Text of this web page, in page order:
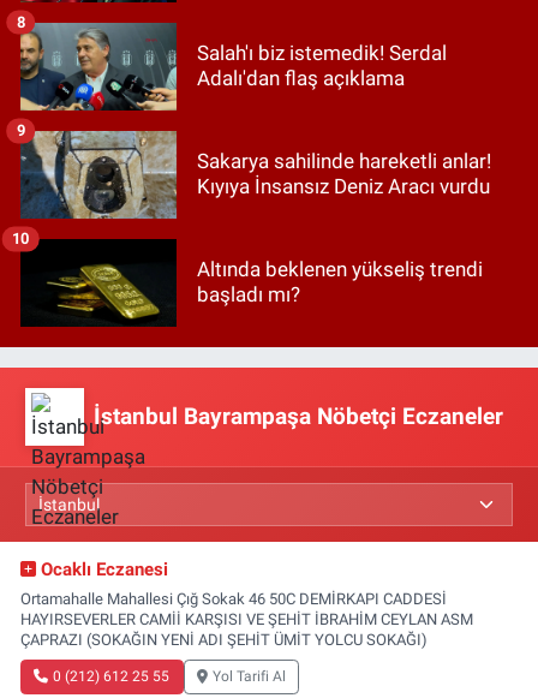
Salah'ı biz istemedik! Serdal
Adalı'dan flaş açıklama
8
Sakarya sahilinde hareketli anlar!
Kıyıya İnsansız Deniz Aracı vurdu
9
Altında beklenen yükseliş trendi
başladı mı?
10
İstanbul Bayrampaşa Nöbetçi Eczaneler
Ocaklı Eczanesi
Ortamahalle Mahallesi Çığ Sokak 46 50C DEMİRKAPI CADDESİ
HAYIRSEVERLER CAMİİ KARŞISI VE ŞEHİT İBRAHİM CEYLAN ASM
ÇAPRAZI (SOKAĞIN YENİ ADI ŞEHİT ÜMİT YOLCU SOKAĞI)
0 (212) 612 25 55 Yol Tarifi Al